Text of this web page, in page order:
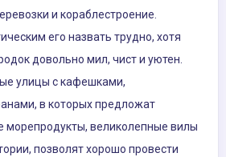
и кораблестроение.
его назвать трудно, хотя
довольно мил, чист и уютен.
улицы с кафешками,
в которых предложат
морепродукты, великолепные вилы
позволят хорошо провести